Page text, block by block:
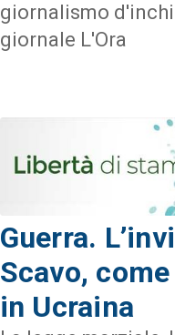
giornalismo
giornale L'Ora
Guerra.
Scavo,
in Ucraina